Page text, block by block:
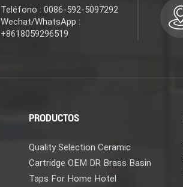
Teléfono : 0086-592-5097292
Wechat/WhatsApp :
+8618059296519
PRODUCTOS
Quality Selection Ceramic
Cartridge OEM DR Brass Basin
Taps For Home Hotel